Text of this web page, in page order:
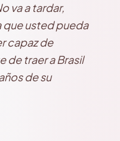
va a tardar,
usted pueda
capaz de
de traer a Brasil
de su